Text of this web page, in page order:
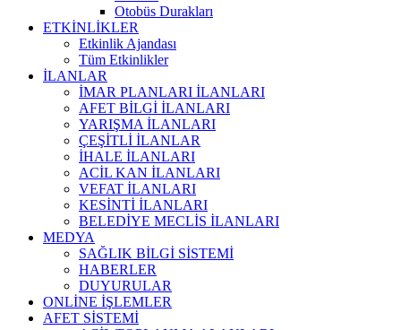
Otobüs Durakları
ETKİNLİKLER
Etkinlik Ajandası
Tüm Etkinlikler
İLANLAR
İMAR PLANLARI İLANLARI
AFET BİLGİ İLANLARI
YARIŞMA İLANLARI
ÇEŞİTLİ İLANLAR
İHALE İLANLARI
ACİL KAN İLANLARI
VEFAT İLANLARI
KESİNTİ İLANLARI
BELEDİYE MECLİS İLANLARI
MEDYA
SAĞLIK BİLGİ SİSTEMİ
HABERLER
DUYURULAR
ONLİNE İŞLEMLER
AFET SİSTEMİ